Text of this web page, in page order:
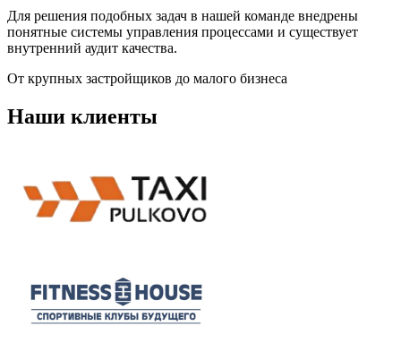
Для решения подобных задач в нашей команде внедрены
понятные системы управления процессами и существует
внутренний аудит качества.
От крупных застройщиков до малого бизнеса
Наши клиенты